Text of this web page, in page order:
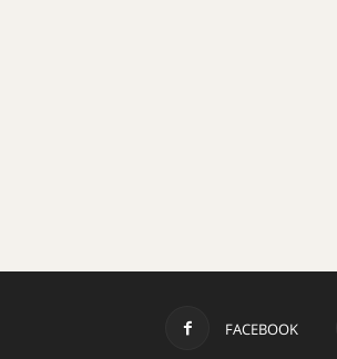
FACEBOOK